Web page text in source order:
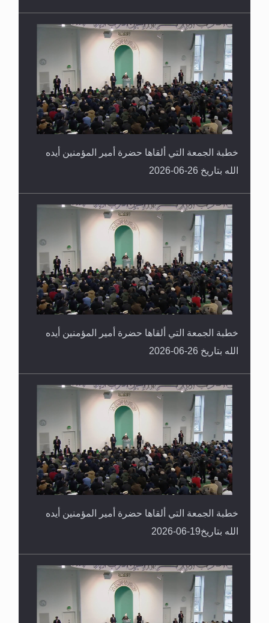
خطبة الجمعة التي ألقاها حضرة أمير المؤمنين أيده
الله بتاريخ 26-06-2026
خطبة الجمعة التي ألقاها حضرة أمير المؤمنين أيده
الله بتاريخ 26-06-2026
خطبة الجمعة التي ألقاها حضرة أمير المؤمنين أيده
الله بتاريخ19-06-2026